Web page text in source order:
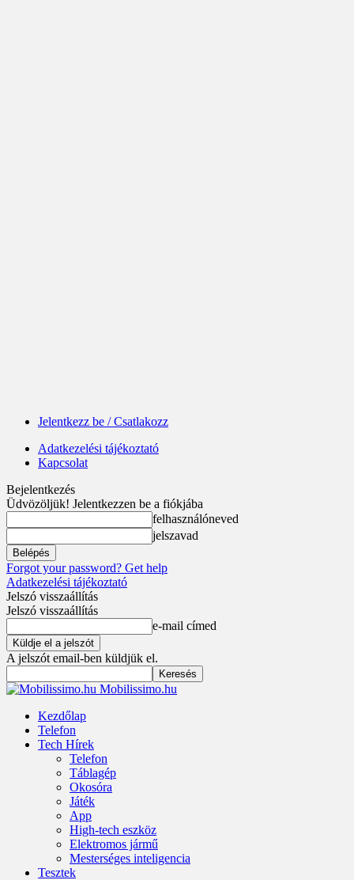
Jelentkezz be / Csatlakozz
Adatkezelési tájékoztató
Kapcsolat
Bejelentkezés
Üdvözöljük! Jelentkezzen be a fiókjába
felhasználóneved
jelszavad
Forgot your password? Get help
Adatkezelési tájékoztató
Jelszó visszaállítás
Jelszó visszaállítás
e-mail címed
A jelszót email-ben küldjük el.
Mobilissimo.hu
Kezdőlap
Telefon
Tech Hírek
Telefon
Táblagép
Okosóra
Játék
App
High-tech eszköz
Elektromos jármű
Mesterséges inteligencia
Tesztek